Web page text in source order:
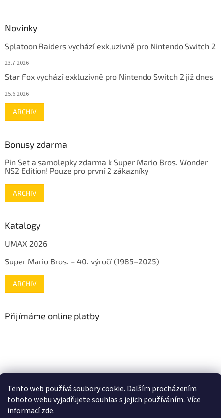
Tento web používá soubory cookie. Dalším procházením
tohoto webu vyjadřujete souhlas s jejich používáním.. Více
informacízde.
Novinky
Splatoon Raiders vychází exkluzivně pro Nintendo Switch 2
23.7.2026
Star Fox vychází exkluzivně pro Nintendo Switch 2 již dnes
25.6.2026
ARCHIV
Bonusy zdarma
Pin Set a samolepky zdarma k Super Mario Bros. Wonder
NS2 Edition! Pouze pro první 2 zákazníky
ARCHIV
Katalogy
UMAX 2026
Super Mario Bros. – 40. výročí (1985–2025)
ARCHIV
Přijímáme online platby
www.fleg.cz